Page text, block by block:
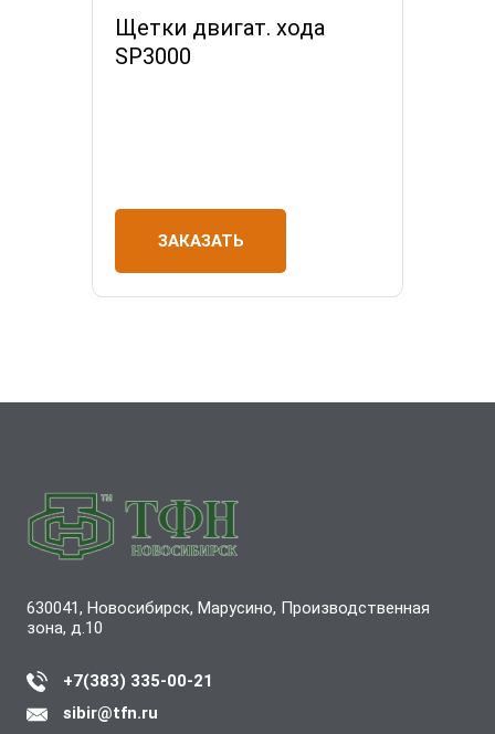
Щетки двигат. хода
SP3000
ЗАКАЗАТЬ
630041, Новосибирск, Марусино, Производственная
зона, д.10
+7(383) 335-00-21
sibir@tfn.ru